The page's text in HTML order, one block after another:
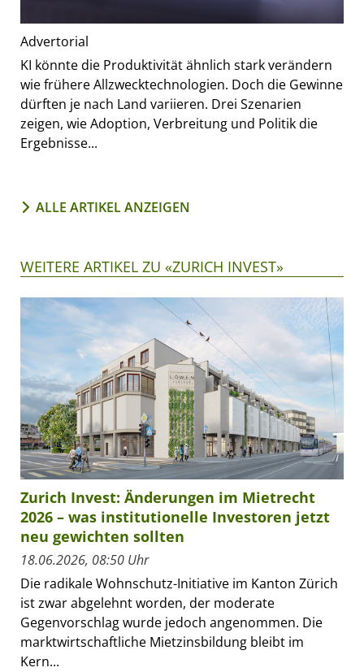
Advertorial
KI könnte die Produktivität ähnlich stark verändern
wie frühere Allzwecktechnologien. Doch die Gewinne
dürften je nach Land variieren. Drei Szenarien
zeigen, wie Adoption, Verbreitung und Politik die
Ergebnisse...
ALLE ARTIKEL ANZEIGEN
WEITERE ARTIKEL ZU «ZURICH INVEST»
Zurich Invest: Änderungen im Mietrecht
2026 – was institutionelle Investoren jetzt
neu gewichten sollten
18.06.2026, 08:50 Uhr
Die radikale Wohnschutz-Initiative im Kanton Zürich
ist zwar abgelehnt worden, der moderate
Gegenvorschlag wurde jedoch angenommen. Die
marktwirtschaftliche Mietzinsbildung bleibt im
Kern...